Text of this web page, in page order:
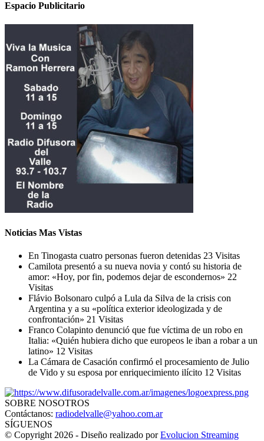
Espacio Publicitario
Noticias Mas Vistas
En Tinogasta cuatro personas fueron detenidas 23 Visitas
Camilota presentó a su nueva novia y contó su historia de
amor: «Hoy, por fin, podemos dejar de escondernos» 22
Visitas
Flávio Bolsonaro culpó a Lula da Silva de la crisis con
Argentina y a su «política exterior ideologizada y de
confrontación» 21 Visitas
Franco Colapinto denunció que fue víctima de un robo en
Italia: «Quién hubiera dicho que europeos le iban a robar a un
latino» 12 Visitas
La Cámara de Casación confirmó el procesamiento de Julio
de Vido y su esposa por enriquecimiento ilícito 12 Visitas
SOBRE NOSOTROS
Contáctanos: radiodelvalle@yahoo.com.ar
SÍGUENOS
© Copyright 2026 - Diseño realizado porEvolucion Streaming